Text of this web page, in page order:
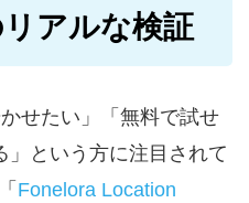
アルな検証
せたい」「無料で試せ
」という方に注目されて
Fonelora Location